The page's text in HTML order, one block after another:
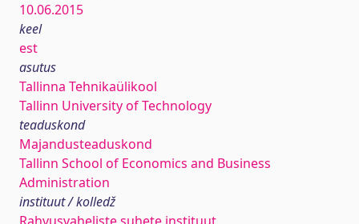
10.06.2015
keel
est
asutus
Tallinna Tehnikaülikool
Tallinn University of Technology
teaduskond
Majandusteaduskond
Tallinn School of Economics and Business
Administration
instituut / kolledž